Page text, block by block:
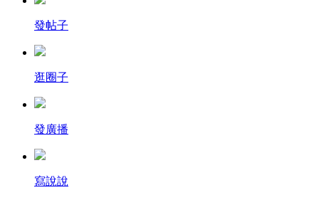
發帖子
逛圈子
發廣播
寫說說